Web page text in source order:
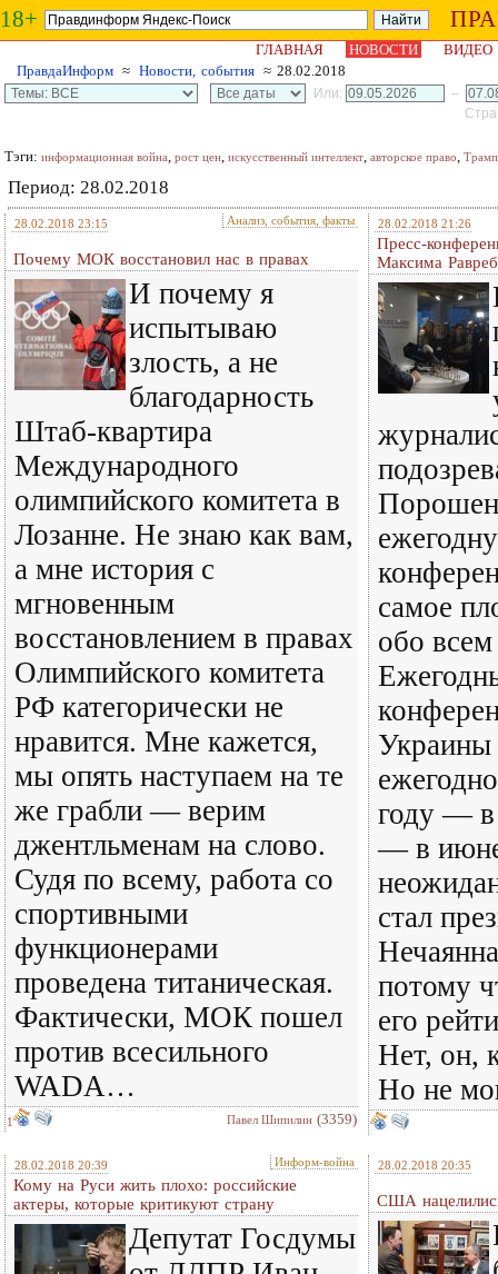
18+
ГЛАВНАЯ НОВОСТИ
ВИДЕО
ПравдаИнформ ≈ Новости, события ≈ 28.02.2018
Или:
–
Тэги: информационная война, рост цен, искусственный интеллект, авторское право, Трамп
Период: 28.02.2018
28.02.2018 23:15 Анализ, события, факты
Почему МОК восстановил нас в правах
И почему я
испытываю
злость, а не
благодарность
Штаб-квартира
Международного
олимпийского комитета в
Лозанне. Не знаю как вам,
а мне история с
мгновенным
восстановлением в правах
Олимпийского комитета
РФ категорически не
нравится. Мне кажется,
мы опять наступаем на те
же грабли — верим
джентльменам на слово.
Судя по всему, работа со
спортивными
функционерами
проведена титаническая.
Фактически, МОК пошел
против всесильного
WADA…
1 Павел Шипилин (3359)
28.02.2018 21:26
Пресс-
Максима
самое
обо
Украины
году —
— в
стал
потому
его
Нет, он,
Но не
28.02.2018 20:39 Информ-война
Кому на Руси жить плохо: российские
актеры, которые критикуют страну
Депутат Госдумы
28.02.2018 20:35
США